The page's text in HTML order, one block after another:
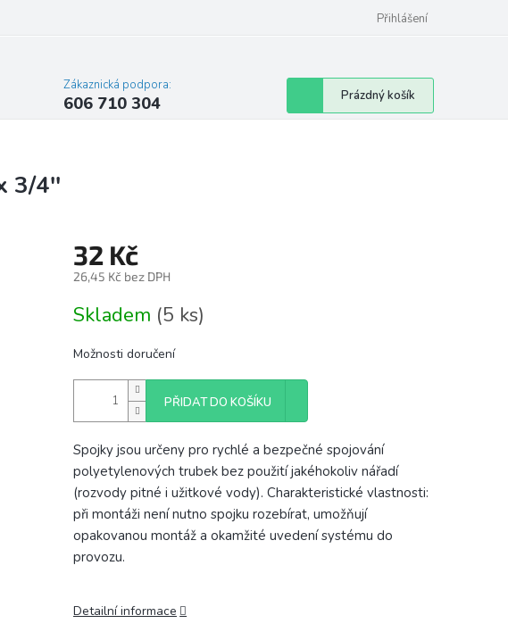
Přihlášení
Zákaznická podpora:
606 710 304
Nákupní
košík
Prázdný košík
3/4''
32 Kč
26,45 Kč bez DPH
cena:
Skladem (5 ks)
Možnosti doručení
PŘIDAT DO KOŠÍKU
Spojky jsou určeny pro rychlé a bezpečné spojování
polyetylenových trubek bez použití jakéhokoliv nářadí
(rozvody pitné i užitkové vody). Charakteristické vlastnosti:
při montáži není nutno spojku rozebírat, umožňují
opakovanou montáž a okamžité uvedení systému do
provozu.
Detailní informace